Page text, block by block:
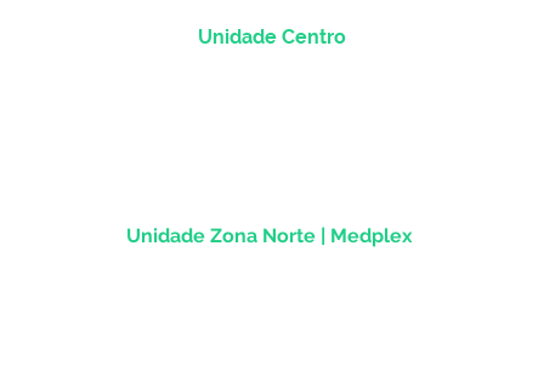
Unidade Centro
Unidade Zona Norte | Medplex